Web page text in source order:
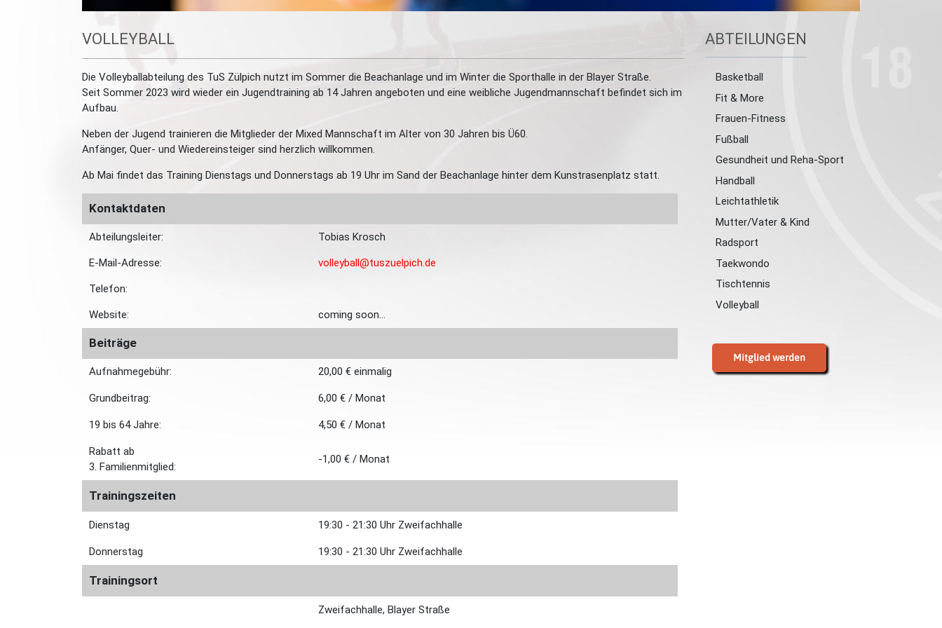
VOLLEYBALL
Die Volleyballabteilung des TuS Zülpich nutzt im Sommer die Beachanlage und im Winter die Sporthalle in der Blayer Straße.
Seit Sommer 2023 wird wieder ein Jugendtraining ab 14 Jahren angeboten und eine weibliche Jugendmannschaft befindet sich im
Aufbau.
Neben der Jugend trainieren die Mitglieder der Mixed Mannschaft im Alter von 30 Jahren bis Ü60.
Anfänger, Quer- und Wiedereinsteiger sind herzlich willkommen.
Ab Mai findet das Training Dienstags und Donnerstags ab 19 Uhr im Sand der Beachanlage hinter dem Kunstrasenplatz statt.
Kontaktdaten
Abteilungsleiter: Tobias Krosch
E-Mail-Adresse: volleyball@tuszuelpich.de
Telefon:
Website: coming soon...
Beiträge
Aufnahmegebühr: 20,00 € einmalig
Grundbeitrag: 6,00 € / Monat
19 bis 64 Jahre: 4,50 € / Monat
Rabatt ab
3. Familienmitglied:
-1,00 € / Monat
Trainingszeiten
Dienstag 19:30 - 21:30 Uhr Zweifachhalle
Donnerstag 19:30 - 21:30 Uhr Zweifachhalle
Trainingsort
Zweifachhalle, Blayer Straße
ABTEILUNGEN
Basketball
Fit & More
Frauen-Fitness
Fußball
Gesundheit und Reha-Sport
Handball
Leichtathletik
Mutter/Vater & Kind
Radsport
Taekwondo
Tischtennis
Volleyball
Mitglied werden